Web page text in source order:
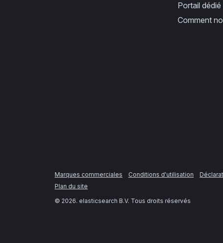
Portail
Comment
Marques commerciales Conditions d'utilisation
Plan du site
© 2026. elasticsearch B.V. Tous droits réservés